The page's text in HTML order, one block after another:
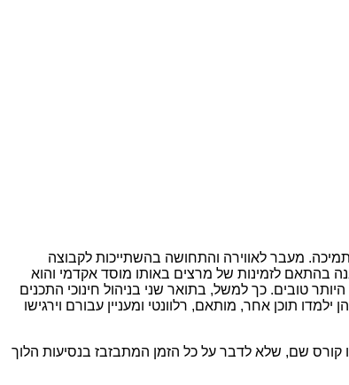
מעבר לאווירה והתחושה בהשתייכות לקבוצה
בהתאם לזמינות של מרצים באותו מוסד אקדמי והוא
טובים. כך למשל, בתואר שני בניהול חינוכי התכנים
תוכן אחר, מותאם, רלוונטי ומעניין עבורם וירגישו
קורס שם, שלא לדבר על כל הזמן המתבזבז בנסיעות הלוך